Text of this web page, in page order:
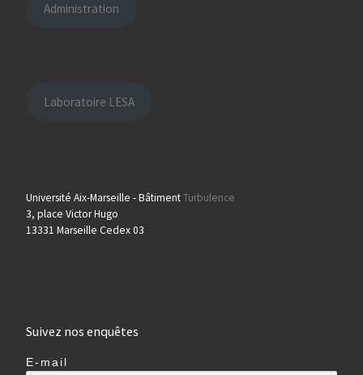
Administration
Laboratoire LESA
Université Aix-Marseille - BâtimentTurbulence
3, place Victor Hugo
13331 Marseille Cedex 03
Suivez nos enquêtes
E-mail